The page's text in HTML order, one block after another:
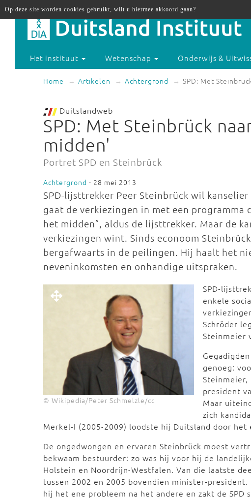
Het instituut Wetenschap Onderwijs &
Home Artikelen Achtergrond SPD: Met
Duitslandweb
SPD: Met Steinbrück
midden'
Portret SPD en Steinbrück
Achtergrond - 28 mei 2013
SPD-lijsttrekker Peer Steinbrück wil
gaat de verkiezingen in met een programma
het midden”, aldus de lijsttrekker. Maar de
verkiezingen wint. Sinds econoom Steinbrück
bergafwaarts in de peilingen. Hij haalt het
neveninkomsten en onhandige uitspraken.
© Wikipedia/Peter Schmelzle/cc
SPD-
enkele
Schröder
Steinmeier
genoeg:
president
Maar
zich
Merkel-I (2005-2009) loodste hij Duitsland door het
De ongedwongen en ervaren Steinbrück moest
bekwaam bestuurder: zo was hij voor hij de
Holstein en Noordrijn-Westfalen. Van die laatste
tussen 2002 en 2005 bovendien minister-
hij het ene probleem na het andere en zakt de
Op deze site worden cookies gebruikt, wilt u hiermee akkoord gaan?